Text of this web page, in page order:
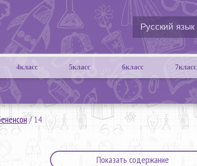
4класс 5класс 6класс 7класс
/14
Показать содержание